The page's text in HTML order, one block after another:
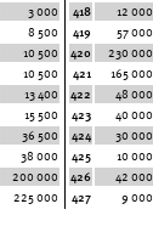
3 000
8 500
10 500
10 500
13 400
15 500
36 500
38 000
200 000
225 000
418
12 000
419
57 000
420
230 000
421
165 000
422
48 000
423
40 000
424
30 000
425
10 000
426
42 000
427
9 000